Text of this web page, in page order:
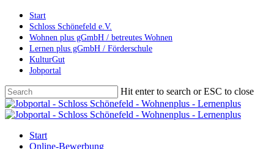
Skip
main
content
Start
Schloss Schönefeld e.V.
Wohnen plus gGmbH / betreutes Wohnen
Lernen plus gGmbH / Förderschule
KulturGut
Jobportal
Hit enter to search or ESC to close
Close
Search
Menu
Start
Online-Bewerbung